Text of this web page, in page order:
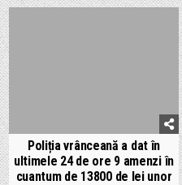
Poliția vrânceană a dat în
ultimele 24 de ore 9 amenzi în
cuantum de 13800 de lei unor